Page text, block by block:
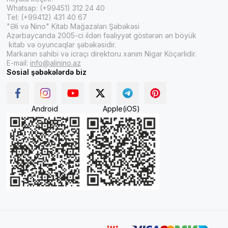
Whatsap: (+99451) 312 24 40
Tel: (+99412) 431 40 67
"Əli və Nino" Kitab Mağazaları Şəbəkəsi
Azərbaycanda 2005-ci ildən fəaliyyət göstərən ən böyük
kitab və oyuncaqlar şəbəkəsidir.
Markanın sahibi və icraçı direktoru xanım Nigar Köçərlidir.
E-mail: info@alinino.az
Sosial şəbəkələrdə biz
Android Apple(iOS)